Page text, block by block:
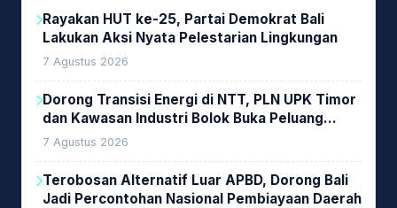
Rayakan HUT ke-25, Partai Demokrat Bali
Lakukan Aksi Nyata Pelestarian Lingkungan
7 Agustus 2026
Dorong Transisi Energi di NTT, PLN UPK Timor
dan Kawasan Industri Bolok Buka Peluang
Investasi Woodchip untuk Cofiring PLTU Bolok
7 Agustus 2026
Terobosan Alternatif Luar APBD, Dorong Bali
Jadi Percontohan Nasional Pembiayaan Daerah